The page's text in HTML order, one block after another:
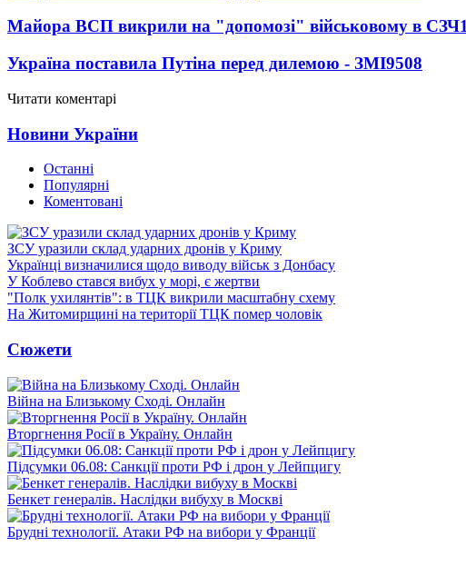
Майора ВСП викрили на "допомозі" військовому в СЗЧ
Україна поставила Путіна перед дилемою - ЗМІ9508
Читати коментарі
Новини України
Останні
Популярні
Коментовані
ЗСУ уразили склад ударних дронів у Криму
Українці визначилися щодо виводу військ з Донбасу
У Коблево стався вибух у морі, є жертви
"Полк ухилянтів": в ТЦК викрили масштабну схему
На Житомирщині на території ТЦК помер чоловік
Сюжети
Війна на Близькому Сході. Онлайн
Вторгнення Росії в Україну. Онлайн
Підсумки 06.08: Санкції проти РФ і дрон у Лейпцигу
Бенкет генералів. Наслідки вибуху в Москві
Брудні технології. Атаки РФ на вибори у Франції